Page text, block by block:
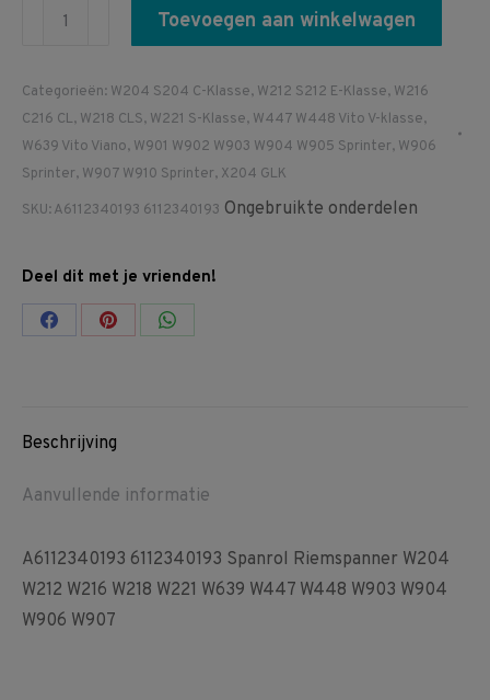
A6112340193
Riemspanner
W204
W212
W639
W447
W906
aantal
Toevoegen aan winkelwagen
Categorieën: W204 S204 C-Klasse, W212 S212 E-Klasse, W216
C216 CL, W218 CLS, W221 S-Klasse, W447 W448 Vito V-klasse,
W639 Vito Viano, W901 W902 W903 W904 W905 Sprinter, W906
Sprinter, W907 W910 Sprinter, X204 GLK
SKU:A6112340193 6112340193 Ongebruikte onderdelen
Deel dit met je vrienden!
Share Share Share
Beschrijving
Aanvullende informatie
A6112340193 6112340193 Spanrol Riemspanner W204
W212 W216 W218 W221 W639 W447 W448 W903 W904
W906 W907